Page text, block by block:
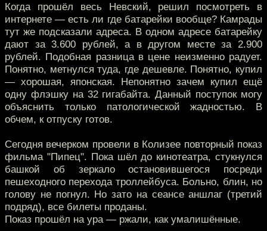
Когда прошёл весь Невский, решил посмотреть в
интернете — есть ли где батарейки вообще? Камрады
тут же подсказали адреса. В одном адресе батарейку
дают за 3.600 рублей, а в другом месте за 2.900
рублей. Подобная разница в цене неизменно радует.
Понятно, метнулся туда, где дешевле. Понятно, купил
— хорошая, японская. Непонятно зачем купил ещё
одну флэшку на 32 гигабайта. Данный поступок могу
объяснить только патологической жадностью. В
обчем, к отпуску готов.
Сегодня вечерком провели в Колизее повторный показ
фильма "Пипец". Пока шёл до кинотеатра, стукнулся
башкой об зеркало остановившегося посреди
пешеходного перехода троллейбуса. Больно, блин, но
голову не погнул. Но зато на сеансе аншлаг (третий
подряд), все билеты проданы.
Показ прошёл на ура — ржали, как умалишённые.